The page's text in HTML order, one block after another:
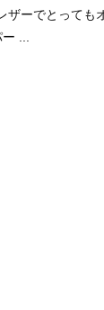
ザーでとって
...